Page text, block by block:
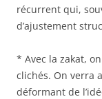
récurrent qui,
d’ajustement
* Avec la zakat,
clichés. On verra
déformant de